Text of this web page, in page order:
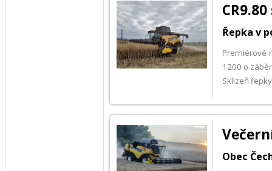
Řepka v
Premiérové
1200 o
Sklizeň
Obec